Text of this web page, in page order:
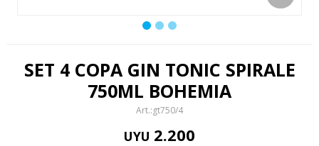
SET 4 COPA GIN TONIC SPIRALE
750ML BOHEMIA
gt750/4
UYU 2.200